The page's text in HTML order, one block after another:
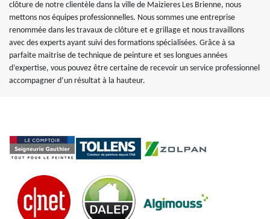
clôture de notre clientèle dans la ville de Maizieres Les Brienne, nous
mettons nos équipes professionnelles. Nous sommes une entreprise
renommée dans les travaux de clôture et e grillage et nous travaillons
avec des experts ayant suivi des formations spécialisées. Grâce à sa
parfaite maitrise de technique de peinture et ses longues années
d’expertise, vous pouvez être certaine de recevoir un service professionnel
accompagner d’un résultat à la hauteur.